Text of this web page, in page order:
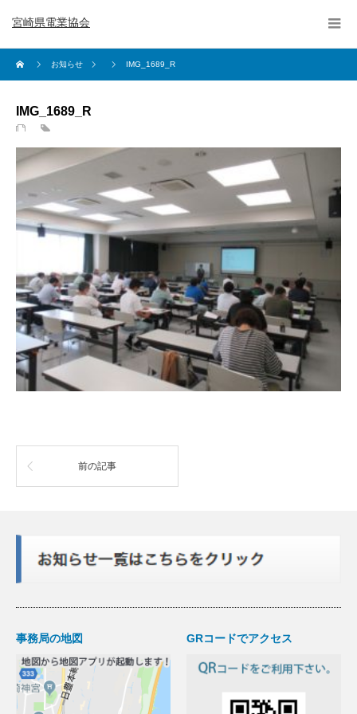
宮崎県電業協会
お知らせ IMG_1689_R
IMG_1689_R
前の記事
事務局の地図 GRコードでアクセス